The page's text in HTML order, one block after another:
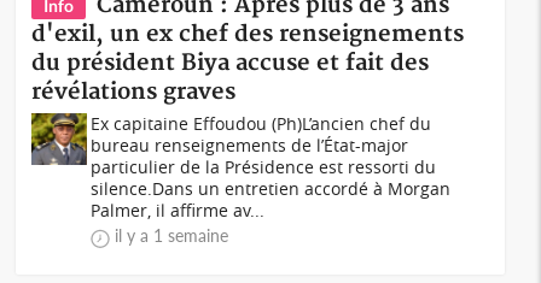
Info
d'exil, un ex chef des renseignements
du président Biya accuse et fait des
révélations graves
Ex capitaine Effoudou (Ph)L’ancien chef du
bureau renseignements de l’État-major
particulier de la Présidence est ressorti du
silence.Dans un entretien accordé à Morgan
Palmer, il affirme av...
il y a 1 semaine